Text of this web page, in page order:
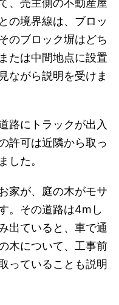
の境界線は、ブロッ
のブロック塀はどち
たは中間地点に設置
ながら説明を受けま
路にトラックが出入
許可は近隣から取っ
した。
家が、庭の木がモサ
。その道路は4mし
出ていると、車で通
木について、工事前
っていることも説明